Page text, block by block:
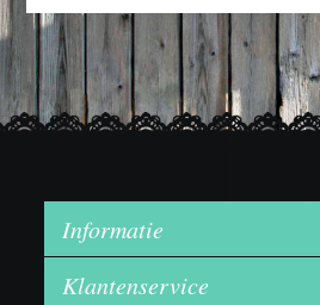
Informatie
Klantenservice